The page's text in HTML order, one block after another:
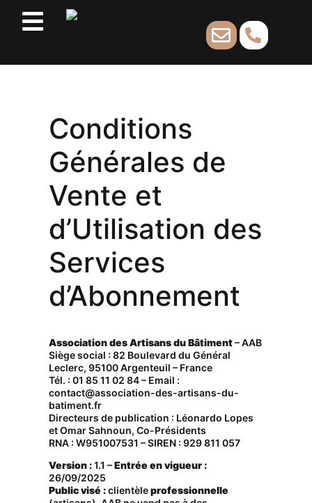
Conditions
Générales de
Vente et
d’Utilisation des
Services
d’Abonnement
Association des Artisans du Bâtiment– AAB
Siège social : 82 Boulevard du Général
Leclerc, 95100 Argenteuil – France
Tél. : 01 85 11 02 84 – Email :
contact@association-des-artisans-du-
batiment.fr
Directeurs de publication : Léonardo Lopes
et Omar Sahnoun, Co-Présidents
RNA : W951007531 – SIREN : 929 811 057
Version :1.1 –Entrée en vigueur :
26/09/2025
Public visé :clientèleprofessionnelle